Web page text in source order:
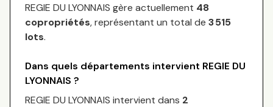
REGIE DU LYONNAIS gère actuellement 48
copropriétés, représentant un total de 3 515
lots.
Dans quels départements intervient REGIE DU
LYONNAIS ?
REGIE DU LYONNAIS intervient dans 2